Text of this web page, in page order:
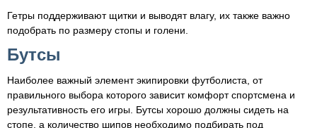
Гетры поддерживают щитки и выводят влагу, их также важно
подобрать по размеру стопы и голени.
Бутсы
Наиболее важный элемент экипировки футболиста, от
правильного выбора которого зависит комфорт спортсмена и
результативность его игры. Бутсы хорошо должны сидеть на
стопе, а количество шипов необходимо подбирать под